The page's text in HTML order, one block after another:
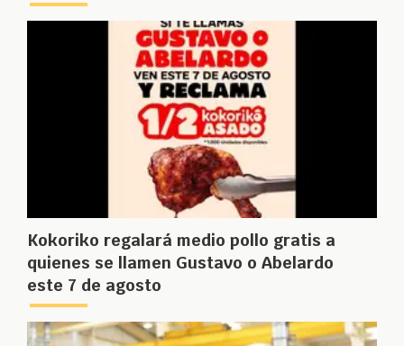
Kokoriko regalará medio pollo gratis a
quienes se llamen Gustavo o Abelardo
este 7 de agosto